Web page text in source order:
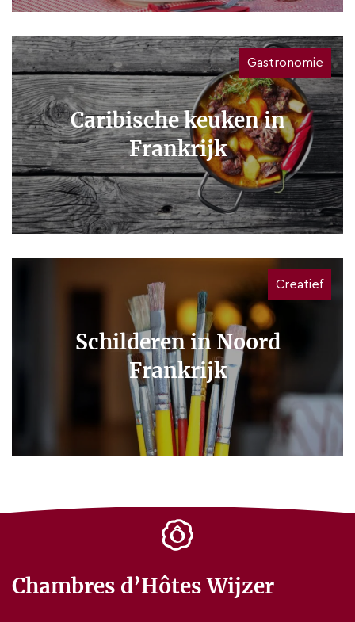
Gastronomie
Caribische keuken in
Frankrijk
Creatief
Schilderen in Noord
Frankrijk
Chambres d’Hôtes Wijzer